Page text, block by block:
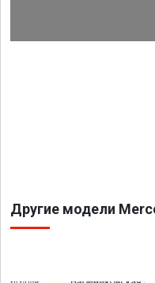
Другие модели